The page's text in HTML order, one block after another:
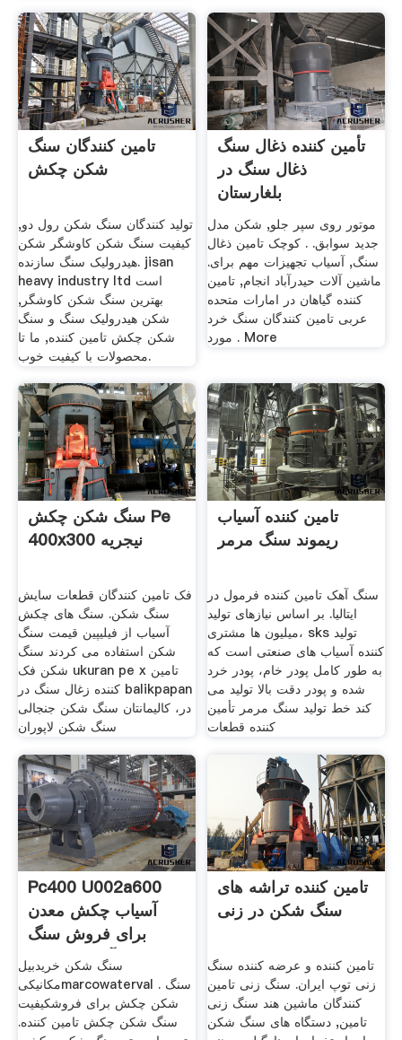
تامین کنندگان سنگ
شکن چکش
تولید کنندگان سنگ شکن رول دو,
کیفیت سنگ شکن کاوشگر شکن
هیدرولیک سنگ سازنده. jisan
heavy industry ltd است
بهترین سنگ شکن کاوشگر,
شکن هیدرولیک سنگ و سنگ
شکن چکش تامین کننده, ما تا
محصولات با کیفیت خوب.
تأمین کننده ذغال سنگ
ذغال سنگ در
بلغارستان
موتور روی سپر جلو, شکن مدل
جدید سوابق. . کوچک تامین ذغال
سنگ, آسیاب تجهیزات مهم برای.
ماشین آلات حیدرآباد انجام, تامین
کننده گیاهان در امارات متحده
عربی تامین کنندگان سنگ خرد
مورد . More
سنگ شکن چکش Pe
400x300 نیجریه
فک تامین کنندگان قطعات سایش
سنگ شکن. سنگ های چکش
آسیاب از فیلیپین قیمت سنگ
شکن استفاده می کردند سنگ
شکن فک ukuran pe x تامین
کننده زغال سنگ در balikpapan
در، کالیمانتان سنگ شکن جنجالی
سنگ شکن لاپوران
تامین کننده آسیاب
ریموند سنگ مرمر
سنگ آهک تامین کننده فرمول در
ایتالیا. بر اساس نیازهای تولید
میلیون ها مشتری، sks تولید
کننده آسیاب های صنعتی است که
به طور کامل پودر خام، پودر خرد
شده و پودر دقت بالا تولید می
کند خط تولید سنگ مرمر تأمین
کننده قطعات
Pc400 U002a600
آسیاب چکش معدن
برای فروش سنگ
شکن آسیاب چکش
سنگ شکن خریدبیل
مکانیکیmarcowaterval . سنگ
شکن چکش برای فروشکیفیت
سنگ شکن چکش تامین کننده.
تامین کننده تراشه های
سنگ شکن در زنی
تامین کننده و عرضه کننده سنگ
زنی توپ ایران. سنگ زنی تامین
کنندگان ماشین هند سنگ زنی
تامین, دستگاه های سنگ شکن